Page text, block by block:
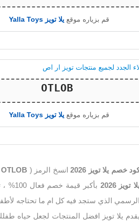
قم بزياره موقعيلا تويز Yalla Toys
الجدد لجميع منتجات تويز ار اص
قم بزياره موقعيلا تويز Yalla Toys
خصم يلا تويز 2026 انسخ الرمز ( OTLOB
تويز 2026
بأكبر
الرسمي الذي ستجد فيه كل ام ما تحتاجه